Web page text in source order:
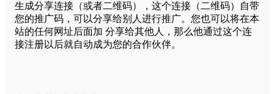
生成分享连接（或者二维码），这个连接（二维码）自带
您的推广码，可以分享给别人进行推广。您也可以将在本
站的任何网址后面加 分享给其他人，那么他通过这个连
接注册以后就自动成为您的合作伙伴。